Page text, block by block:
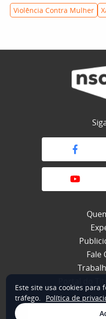
Violência Contra Mulher
Fale
Este site usa cookies para
tráfego.
Política de